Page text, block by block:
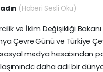
(Haberi Sesli Oku)
ve İklim Değişikliği
Çevre Günü ve Türkiye
sosyal medya hesabından
daha adil bir